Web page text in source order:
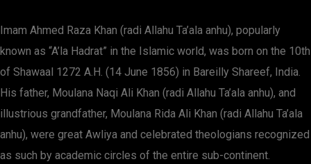
Imam Ahmed Raza Khan (radi Allahu Ta’ala anhu), popularly
known as “A’la Hadrat” in the Islamic world, was born on the 10th
of Shawaal 1272 A.H. (14 June 1856) in Bareilly Shareef, India.
His father, Moulana Naqi Ali Khan (radi Allahu Ta’ala anhu), and
illustrious grandfather, Moulana Rida Ali Khan (radi Allahu Ta’ala
anhu), were great Awliya and celebrated theologians recognized
as such by academic circles of the entire sub-continent.